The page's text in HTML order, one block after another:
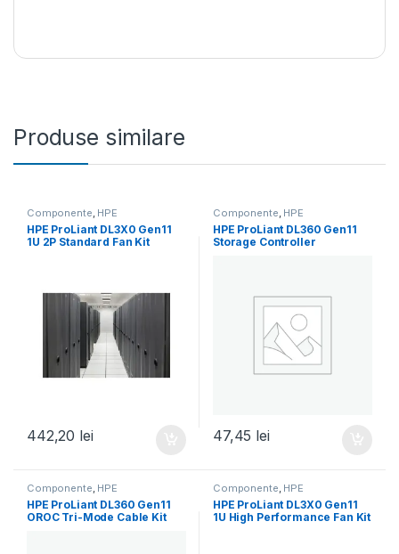
Produse similare
Componente, HPE
HPE ProLiant DL3X0 Gen11
1U 2P Standard Fan Kit
442,20 lei
Componente, HPE
HPE ProLiant DL360 Gen11
Storage Controller
47,45 lei
Componente HPE
HPE ProLiant DL360 Gen11
OROC Tri-Mode Cable Kit
Componente HPE
HPE ProLiant DL3X0 Gen11
1U High Performance Fan Kit